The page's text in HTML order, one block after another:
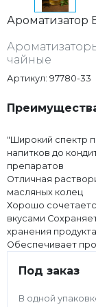
Ароматизатор
чайные
Артикул: 97780-33
"Широкий спектр
напитков до
препаратов
Отличная
масляных колец
Хорошо
вкусами
хранения продукта
Обеспечивает
Под заказ
В одной